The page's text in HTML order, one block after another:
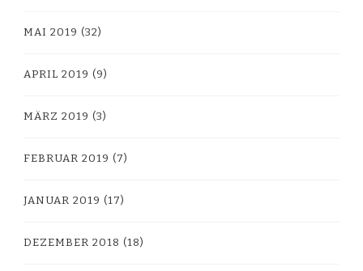
MAI 2019 (32)
APRIL 2019 (9)
MÄRZ 2019 (3)
FEBRUAR 2019 (7)
JANUAR 2019 (17)
DEZEMBER 2018 (18)